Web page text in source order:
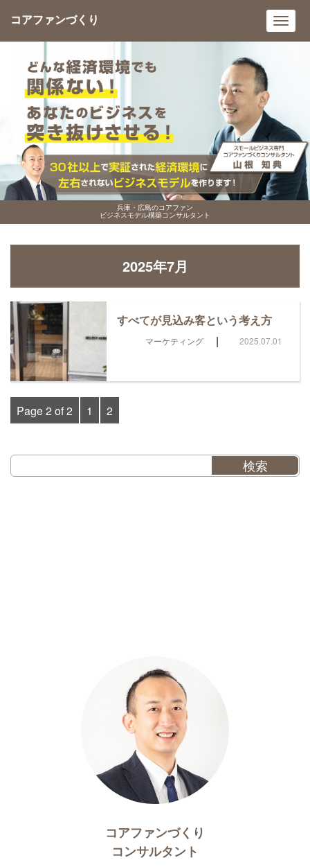
兵庫・広島のコアファン
ビジネスモデル構築コンサルタント
コアファンづくり
2025年7月
すべてが見込み客という考え方
マーケティング | 2025.07.01
Page 2 of 2 1 2
コアファンづくり
コンサルタント